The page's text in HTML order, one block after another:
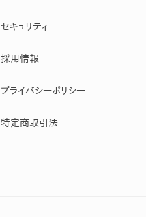
セキュリティ
採用情報
プライバシーポリシー
特定商取引法